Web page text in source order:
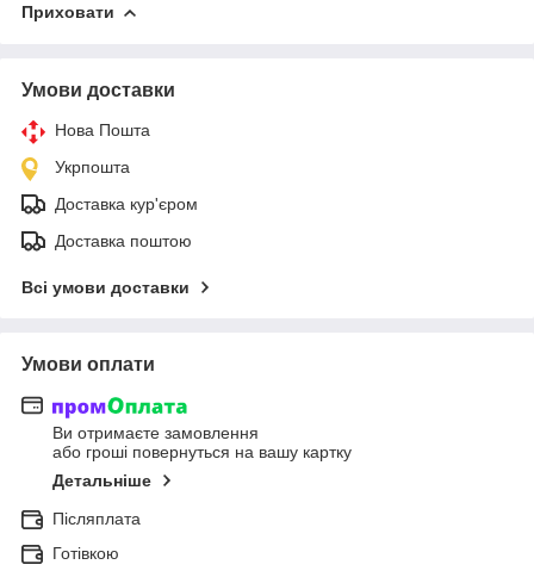
Приховати
Умови доставки
Нова Пошта
Укрпошта
Доставка кур'єром
Доставка поштою
Всі умови доставки
Умови оплати
Ви отримаєте замовлення
або гроші повернуться на вашу картку
Детальніше
Післяплата
Готівкою